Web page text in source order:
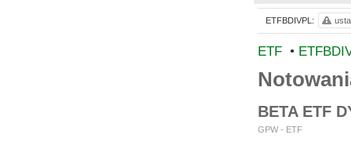
ETF •
BETA ETF
GPW - ETF
ETFBDIVPL: